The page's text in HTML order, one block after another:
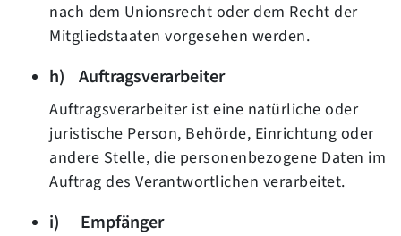
nach dem Unionsrecht oder dem Recht der
Mitgliedstaaten vorgesehen werden.
h) Auftragsverarbeiter
Auftragsverarbeiter ist eine natürliche oder
juristische Person, Behörde, Einrichtung oder
andere Stelle, die personenbezogene Daten im
Auftrag des Verantwortlichen verarbeitet.
i) Empfänger